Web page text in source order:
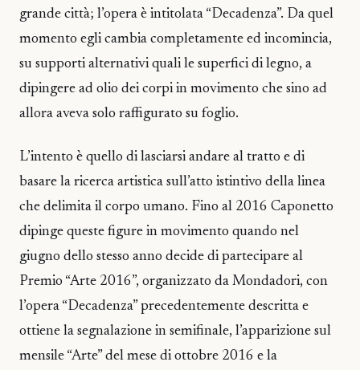
grande città; l’opera è intitolata “Decadenza”. Da quel
momento egli cambia completamente ed incomincia,
su supporti alternativi quali le superfici di legno, a
dipingere ad olio dei corpi in movimento che sino ad
allora aveva solo raffigurato su foglio.
L’intento è quello di lasciarsi andare al tratto e di
basare la ricerca artistica sull’atto istintivo della linea
che delimita il corpo umano. Fino al 2016 Caponetto
dipinge queste figure in movimento quando nel
giugno dello stesso anno decide di partecipare al
Premio “Arte 2016”, organizzato da Mondadori, con
l’opera “Decadenza” precedentemente descritta e
ottiene la segnalazione in semifinale, l’apparizione sul
mensile “Arte” del mese di ottobre 2016 e la